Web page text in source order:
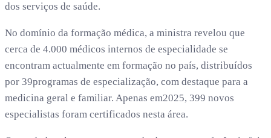
dos serviços de saúde.
No domínio da formação médica, a ministra revelou que
cerca de 4.000 médicos internos de especialidade se
encontram actualmente em formação no país, distribuídos
por 39programas de especialização, com destaque para a
medicina geral e familiar. Apenas em2025, 399 novos
especialistas foram certificados nesta área.